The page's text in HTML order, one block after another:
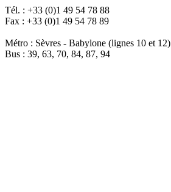
Tél. : +33 (0)1 49 54 78 88
Fax : +33 (0)1 49 54 78 89
Métro : Sèvres - Babylone (lignes 10 et 12)
Bus : 39, 63, 70, 84, 87, 94